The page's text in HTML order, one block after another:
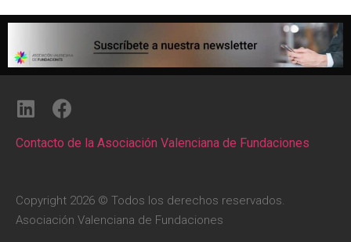
Contacto de la Asociación Valenciana de Fundaciones
Copyright 2026 © Todos los derechos reservados.
Asociación Valenciana de Fundaciones